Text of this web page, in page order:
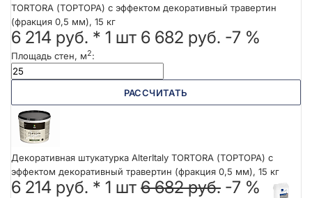
TORTORA (ТОРТОРА) с эффектом декоративный травертин
(фракция 0,5 мм), 15 кг
6 214 руб. * 1 шт 6 682 руб. -7 %
Площадь стен, м2:
РАССЧИТАТЬ
Декоративная штукатурка AlterItaly TORTORA (ТОРТОРА) с
эффектом декоративный травертин (фракция 0,5 мм), 15 кг
6 214 руб. * 1 шт 6 682 руб. -7 %